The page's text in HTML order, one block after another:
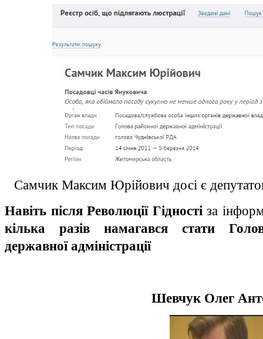
Самчик Максим Юрійович досі є
Навіть після Революції Гідності за
кілька разів намагався стати
державної адміністрації
Шевчук Олег